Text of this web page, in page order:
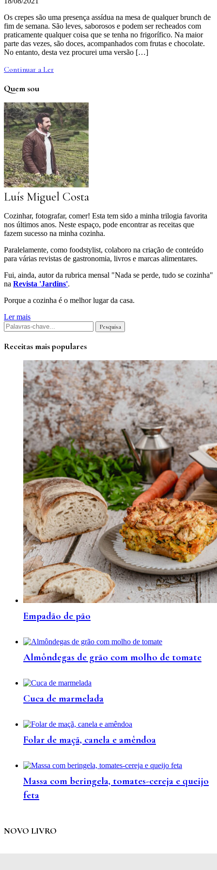
Os crepes são uma presença assídua na mesa de qualquer brunch de
fim de semana. São leves, saborosos e podem ser recheados com
praticamente qualquer coisa que se tenha no frigorífico. Na maior
parte das vezes, são doces, acompanhados com frutas e chocolate.
No entanto, desta vez procurei uma versão […]
Continuar a Ler
Quem sou
Luís Miguel Costa
Cozinhar, fotografar, comer! Esta tem sido a minha trilogia favorita
nos últimos anos. Neste espaço, pode encontrar as receitas que
fazem sucesso na minha cozinha.
Paralelamente, como foodstylist, colaboro na criação de conteúdo
para várias revistas de gastronomia, livros e marcas alimentares.
Fui, ainda, autor da rubrica mensal "Nada se perde, tudo se cozinha"
na Revista 'Jardins'.
Porque a cozinha é o melhor lugar da casa.
Ler mais
Receitas mais populares
Empadão de pão
Almôndegas de grão com molho de tomate
Cuca de marmelada
Folar de maçã, canela e amêndoa
Massa com beringela, tomates-cereja e queijo
feta
NOVO LIVRO